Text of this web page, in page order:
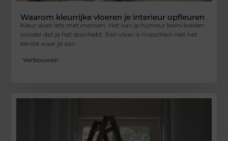
Waarom kleurrijke vloeren je interieur opfleuren
Kleur doet iets met mensen. Het kan je humeur beïnvloeden
zonder dat je het doorhebt. Een vloer is misschien niet het
eerste waar je aan
Verbouwen